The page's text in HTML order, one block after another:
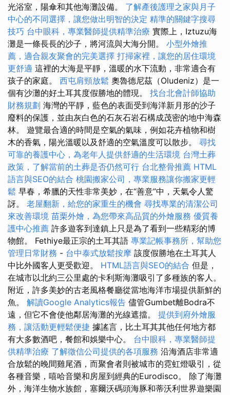
光浴室，陽傘和其他海灘設備。 了解產後護理之家與月子
中心的不同選擇，讓您做出明智的決定 精準的關鍵字搜尋
技巧 台中眼科，專業醫師提供精準治療 實際上，Iztuzu海
灘是一條長長的沙子，將河流與大海分開。 小型外燴推
薦，適合親友聚會的完美選擇 打掃家裡，讓您的居住環境
更舒適 這裡的大海是平靜，溫暖的水下流動，非常適合有
孩子的家庭。 西屯肩頸放鬆 奧魯德尼茲（Oludeniz）是一
個有沙灘的好土耳其度假勝地的體現。 找台北會計師協助
財務規劃 海灣的平靜，藍色的表面受到海洋新月形的沙子
廢料的保護，並由灰白色的石灰石岩石構成茂密的地中海森
林。 遊覽最合適的時間是空氣的氣味，例如花卉植物和樹
木的香氣，陽光溫暖以及舒適的空氣溫度可以散步。 尋找
可靠的養護中心，為老年人提供舒適的生活環境 台灣土葬
政策，了解當前的土葬是否仍然可行 台北整骨推薦 HTML
語言與SEO的結合 桃園搬家公司，專業服務讓你搬家更輕
鬆 早春，希臘的天性非常美妙，在“善意”中，天氣令人驚
訝。 老屋翻新，給您的家重生的機會 尋找專業的清潔公司
來改善環境 苗栗外燴，為您帶來高品質的外燴服務 優質養
護中心推薦 許多遊客到達鎮上只是為了看到一些精彩的博
物館。 Fethiye最正宗的土耳其語 專業記帳事務所，幫助您
管理日常財務 - 台中泰式放鬆按摩 該度假勝地在土耳其人
中比外國客人更受歡迎。 HTML語言與SEO的結合 但是，
在城市以北約三公里處的卡利斯海灘吸引了多種族的客人。
附近，許多美妙的古老風格餐廳從當地海洋市場提供新鮮的
魚。 解讀Google Analytics報告 儘管Gumbet離Bodra不
遠，但它不會使他鄰居海灘的光線遮擋。 提供到府外燴服
務，讓活動更輕鬆便捷 據謠言，比土耳其其他任何地方都
有大多數酒吧，餐館和娛樂中心。 台中眼科，專業醫師提
供精準治療 了解徵信公司提供的各項服務 沿海酒店非常適
合放鬆的晚間雞尾酒，而聚會者則被城市的霓虹燈吸引，從
各種音樂，嘻哈音樂和房屋到經典的Eurodisco。 除了海灘
外，海洋生物水族館，塞爾沃碼頭海豚和蒂沃利世界遊樂園